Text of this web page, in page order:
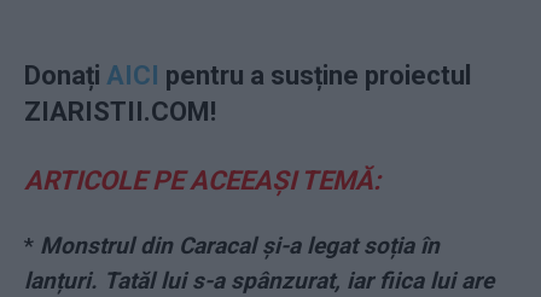
Donați AICI pentru a susține proiectul
ZIARISTII.COM!
ARTICOLE PE ACEEAȘI TEMĂ:
* Monstrul din Caracal și-a legat soția în
lanțuri. Tatăl lui s-a spânzurat, iar fiica lui are